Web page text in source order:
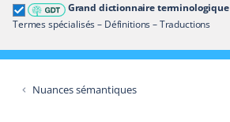
Grand dictionnaire terminologique
Termes spécialisés – Définitions – Traductions
Nuances sémantiques